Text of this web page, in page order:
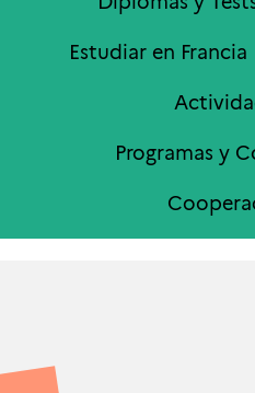
Estudiar en Francia
Programas y